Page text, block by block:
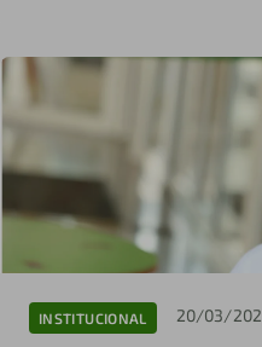
INSTITUCIONAL 20/03/